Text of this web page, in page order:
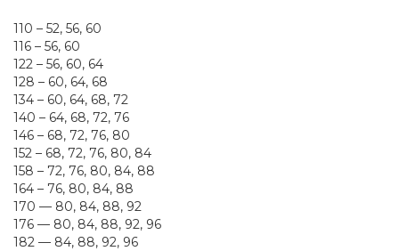
110 – 52, 56, 60
116 – 56, 60
122 – 56, 60, 64
128 – 60, 64, 68
134 – 60, 64, 68, 72
140 – 64, 68, 72, 76
146 – 68, 72, 76, 80
152 – 68, 72, 76, 80, 84
158 – 72, 76, 80, 84, 88
164 – 76, 80, 84, 88
170 — 80, 84, 88, 92
176 — 80, 84, 88, 92, 96
182 — 84, 88, 92, 96